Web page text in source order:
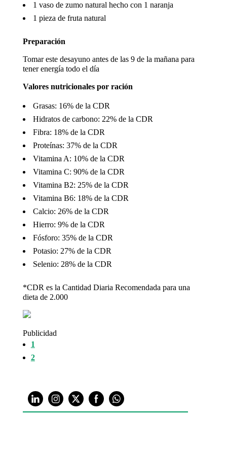
 1 vaso de zumo natural hecho con 1 naranja
 1 pieza de fruta natural
Preparación
Tomar este desayuno antes de las 9 de la mañana para
tener energía todo el día
Valores nutricionales por ración
 Grasas: 16% de la CDR
 Hidratos de carbono: 22% de la CDR
 Fibra: 18% de la CDR
 Proteínas: 37% de la CDR
 Vitamina A: 10% de la CDR
 Vitamina C: 90% de la CDR
 Vitamina B2: 25% de la CDR
 Vitamina B6: 18% de la CDR
 Calcio: 26% de la CDR
 Hierro: 9% de la CDR
 Fósforo: 35% de la CDR
 Potasio: 27% de la CDR
 Selenio: 28% de la CDR
*CDR es la Cantidad Diaria Recomendada para una
dieta de 2.000
Publicidad
1
2